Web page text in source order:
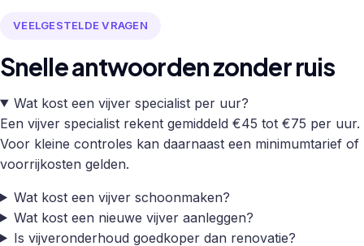
VEELGESTELDE VRAGEN
Snelle antwoorden zonder ruis
Wat kost een vijver specialist per uur?
Een vijver specialist rekent gemiddeld €45 tot €75 per uur.
Voor kleine controles kan daarnaast een minimumtarief of
voorrijkosten gelden.
Wat kost een vijver schoonmaken?
Wat kost een nieuwe vijver aanleggen?
Is vijveronderhoud goedkoper dan renovatie?